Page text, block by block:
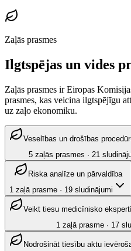
Zaļās prasmes
Ilgtspējas un vides
Zaļās prasmes ir Eiropas
prasmes, kas veicina ilgtspējīgu
uz zaļo ekonomiku.
Veselības un drošības
5 zaļās prasmes · 21
Riska analīze un pārvaldība
1 zaļā prasme · 19 sludinājumi
Veikt tiesu medicīnisko
1 zaļā prasme· 17
Nodrošināt tiesību aktu